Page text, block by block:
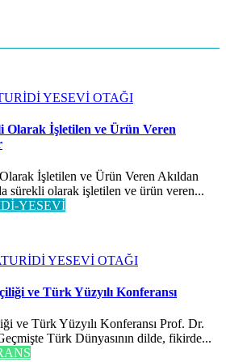
YESEVİ OTAĞI
Olarak İşletilen ve Ürün Veren
İşletilen ve Ürün Veren Akıldan
sürekli olarak işletilen ve ürün veren...
YESEVİ
YESEVİ OTAĞI
ve Türk Yüzyılı Konferansı
ve Türk Yüzyılı Konferansı Prof. Dr.
Türk Dünyasının dilde, fikirde...